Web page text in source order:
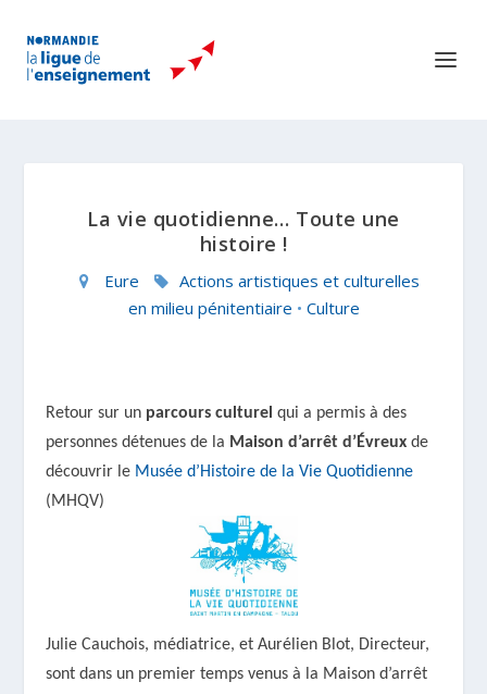
La vie quotidienne… Toute une
histoire !
Eure
Actions artistiques et culturelles
en milieu pénitentiaire • Culture
Retour sur un parcours culturel qui a permis à des
personnes détenues de la Maison d’arrêt d’Évreux de
découvrir le Musée d’Histoire de la Vie Quotidienne
(MHQV)
Julie Cauchois, médiatrice, et Aurélien Blot, Directeur,
sont dans un premier temps venus à la Maison d’arrêt